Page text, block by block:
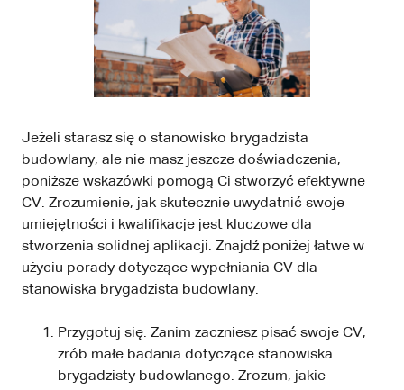
Jeżeli starasz się o stanowisko brygadzista
budowlany, ale nie masz jeszcze doświadczenia,
poniższe wskazówki pomogą Ci stworzyć efektywne
CV. Zrozumienie, jak skutecznie uwydatnić swoje
umiejętności i kwalifikacje jest kluczowe dla
stworzenia solidnej aplikacji. Znajdź poniżej łatwe w
użyciu porady dotyczące wypełniania CV dla
stanowiska brygadzista budowlany.
Przygotuj się: Zanim zaczniesz pisać swoje CV,
zrób małe badania dotyczące stanowiska
brygadzisty budowlanego. Zrozum, jakie